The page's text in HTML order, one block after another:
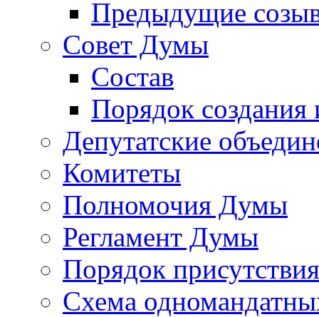
Предыдущие
Совет Думы
Состав
Порядок создания
Депутатские
Комитеты
Полномочия Думы
Регламент Думы
Порядок
Схема